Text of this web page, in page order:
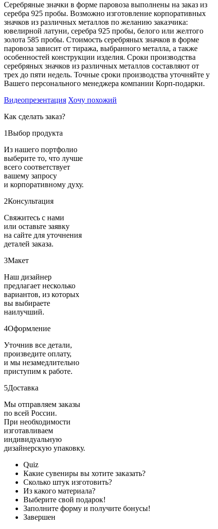
Серебряные значки в форме паровоза выполнены на заказ из
серебра 925 пробы. Возможно изготовление корпоративных
значков из различных металлов по желанию заказчика:
ювелирной латуни, серебра 925 пробы, белого или желтого
золота 585 пробы. Стоимость серебряных значков в форме
паровоза зависит от тиража, выбранного металла, а также
особенностей конструкции изделия. Сроки производства
серебряных значков из различных металлов составляют от
трех до пяти недель. Точные сроки производства уточняйте у
Вашего персонального менеджера компании Корп-подарки.
Видеопрезентация Хочу похожий
Как сделать заказ?
1Выбор продукта
Из нашего портфолио
выберите то, что лучше
всего соответствует
вашему запросу
и корпоративному духу.
2Консультация
Свяжитесь с нами
или оставьте заявку
на сайте для уточнения
деталей заказа.
3Макет
Наш дизайнер
предлагает несколько
вариантов, из которых
вы выбираете
наилучший.
4Оформление
Уточнив все детали,
произведите оплату,
и мы незамедлительно
приступим к работе.
5Доставка
Мы отправляем заказы
по всей России.
При необходимости
изготавливаем
индивидуальную
дизайнерскую упаковку.
Текущий
Quiz
Какие сувениры вы хотите заказать?
Сколько штук изготовить?
Из какого материала?
Выберите свой подарок!
Заполните форму и получите бонусы!
Завершен